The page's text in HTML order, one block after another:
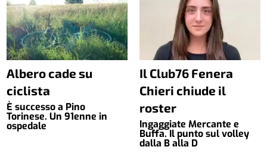
Albero cade su
ciclista
È successo a Pino
Torinese. Un 91enne in
ospedale
Il Club76 Fenera
Chieri chiude il
roster
Ingaggiate Mercante e
Buffa. Il punto sul volley
dalla B alla D